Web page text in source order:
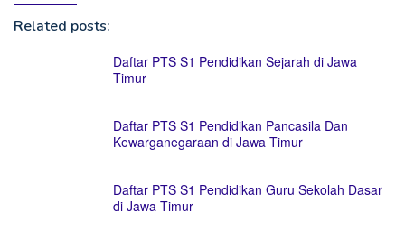
Related posts:
Daftar PTS S1 Pendidikan Sejarah di Jawa
Timur
Daftar PTS S1 Pendidikan Pancasila Dan
Kewarganegaraan di Jawa Timur
Daftar PTS S1 Pendidikan Guru Sekolah Dasar
di Jawa Timur